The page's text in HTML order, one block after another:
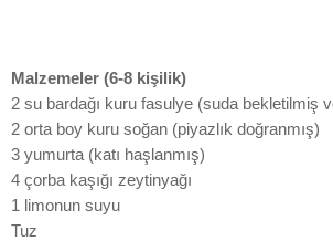
Malzemeler (6-8 kişilik)
2 su bardağı kuru fasulye (suda bekletilmiş
2 orta boy kuru soğan (piyazlık doğranmış)
3 yumurta (katı haşlanmış)
4 çorba kaşığı zeytinyağı
1 limonun suyu
Tuz